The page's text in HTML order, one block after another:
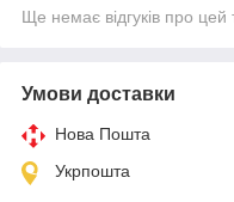
Ще немає відгуків про цей
Умови доставки
Нова Пошта
Укрпошта